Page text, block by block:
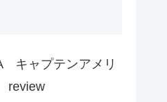
キャプテンアメリ
review